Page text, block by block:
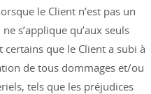
le Client n’est pas un
s’applique qu’aux seuls
que le Client a subi à
de tous dommages et/ou
tels que les préjudices